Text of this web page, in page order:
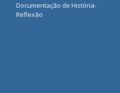
Documentação de História-
Reflexão